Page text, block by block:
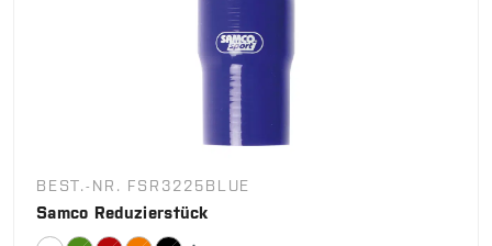
BEST.-NR. FSR3225BLUE
Samco Reduzierstück